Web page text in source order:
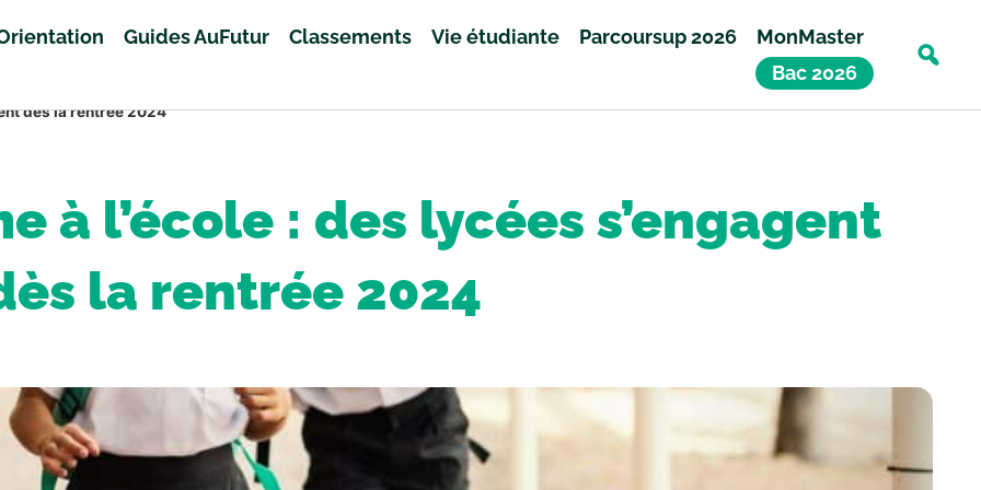
Guides AuFutur Classements Vie étudiante Parcoursup 2026
MonMaster
Bac 2026
dès la rentrée 2024
à l’école : des lycées s’engagent
la rentrée 2024